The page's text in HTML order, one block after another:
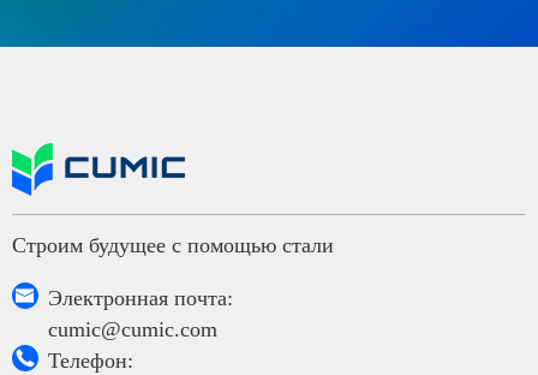
Строим будущее с помощью стали

Электронная почта:
cumic@cumic.com

Телефон: